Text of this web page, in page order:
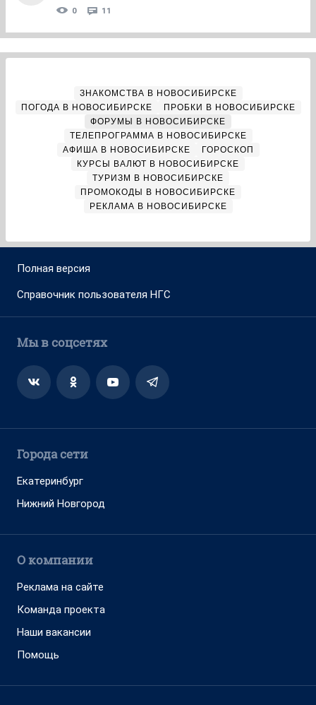
0 11
ЗНАКОМСТВА В НОВОСИБИРСКЕ
ПОГОДА В НОВОСИБИРСКЕ
ПРОБКИ В НОВОСИБИРСКЕ
ФОРУМЫ В НОВОСИБИРСКЕ
ТЕЛЕПРОГРАММА В НОВОСИБИРСКЕ
АФИША В НОВОСИБИРСКЕ
ГОРОСКОП
КУРСЫ ВАЛЮТ В НОВОСИБИРСКЕ
ТУРИЗМ В НОВОСИБИРСКЕ
ПРОМОКОДЫ В НОВОСИБИРСКЕ
РЕКЛАМА В НОВОСИБИРСКЕ
Полная версия
Справочник пользователя НГС
Мы в соцсетях
Города сети
Екатеринбург
Нижний Новгород
О компании
Реклама на сайте
Команда проекта
Наши вакансии
Помощь